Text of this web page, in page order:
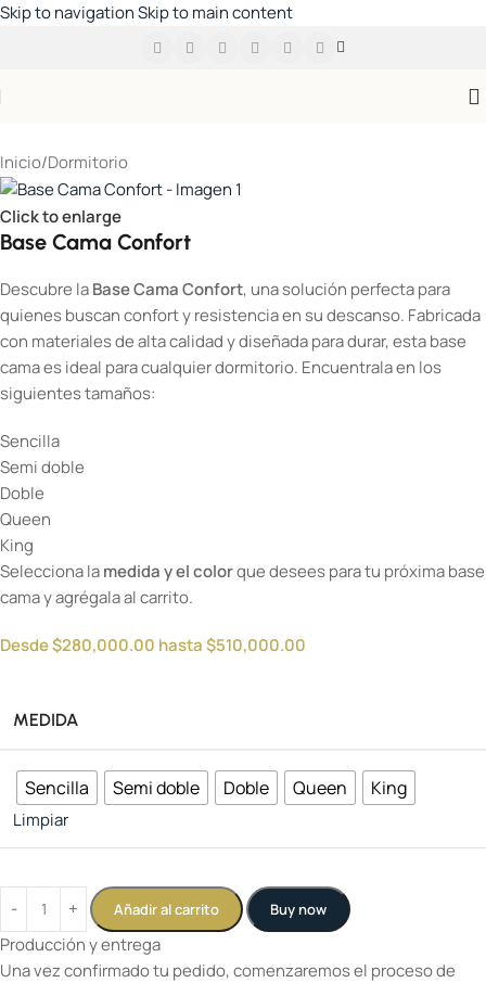
Skip to navigationSkip to main content
Inicio/Dormitorio
Click to enlarge
Base Cama Confort
Descubre laBase Cama Confort, una solución perfecta para
quienes buscan confort y resistencia en su descanso. Fabricada
con materiales de alta calidad y diseñada para durar, esta base
cama es ideal para cualquier dormitorio. Encuentrala en los
siguientes tamaños:
Sencilla
Semi doble
Doble
Queen
King
Selecciona lamedida y el colorque desees para tu próxima base
cama y agrégala al carrito.
Desde$280,000.00 hasta$510,000.00
MEDIDA
Sencilla Semi doble Doble Queen King
Limpiar
Añadir al carrito Buy now
Producción y entrega
Una vez confirmado tu pedido, comenzaremos el proceso de